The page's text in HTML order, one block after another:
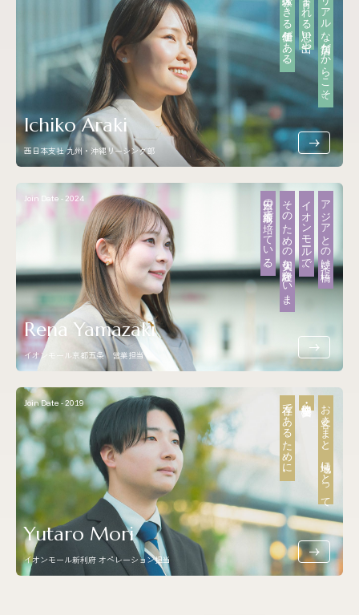
リアルな店舗だからこそ、
育まれる思い出や
体験できる価値がある。
Ichiko Araki
西日本支社 九州・沖縄リーシング部
Join Date - 2024 アジアとの架け橋に、
イオンモールで。
そのための大切な経験をいま、
日本の最前線で培っている。
Rena Yamazaki
イオンモール京都五条 営業担当
Join Date - 2019 お客さまと、地域にとって
安全・安心・快適な
存在であるために。
Yutaro Mori
イオンモール新利府 オペレーション担当